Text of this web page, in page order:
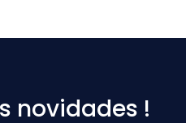
novidades !